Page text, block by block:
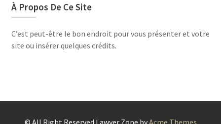
À Propos De Ce Site
C’est peut-être le bon endroit pour vous présenter et votre
site ou insérer quelques crédits.
© All Right Reserved Lawyer Zone by Acme Themes